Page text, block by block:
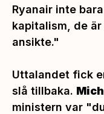
Ryanair inte
kapitalism, de
ansikte."
Uttalandet fick
slå tillbaka.
ministern var